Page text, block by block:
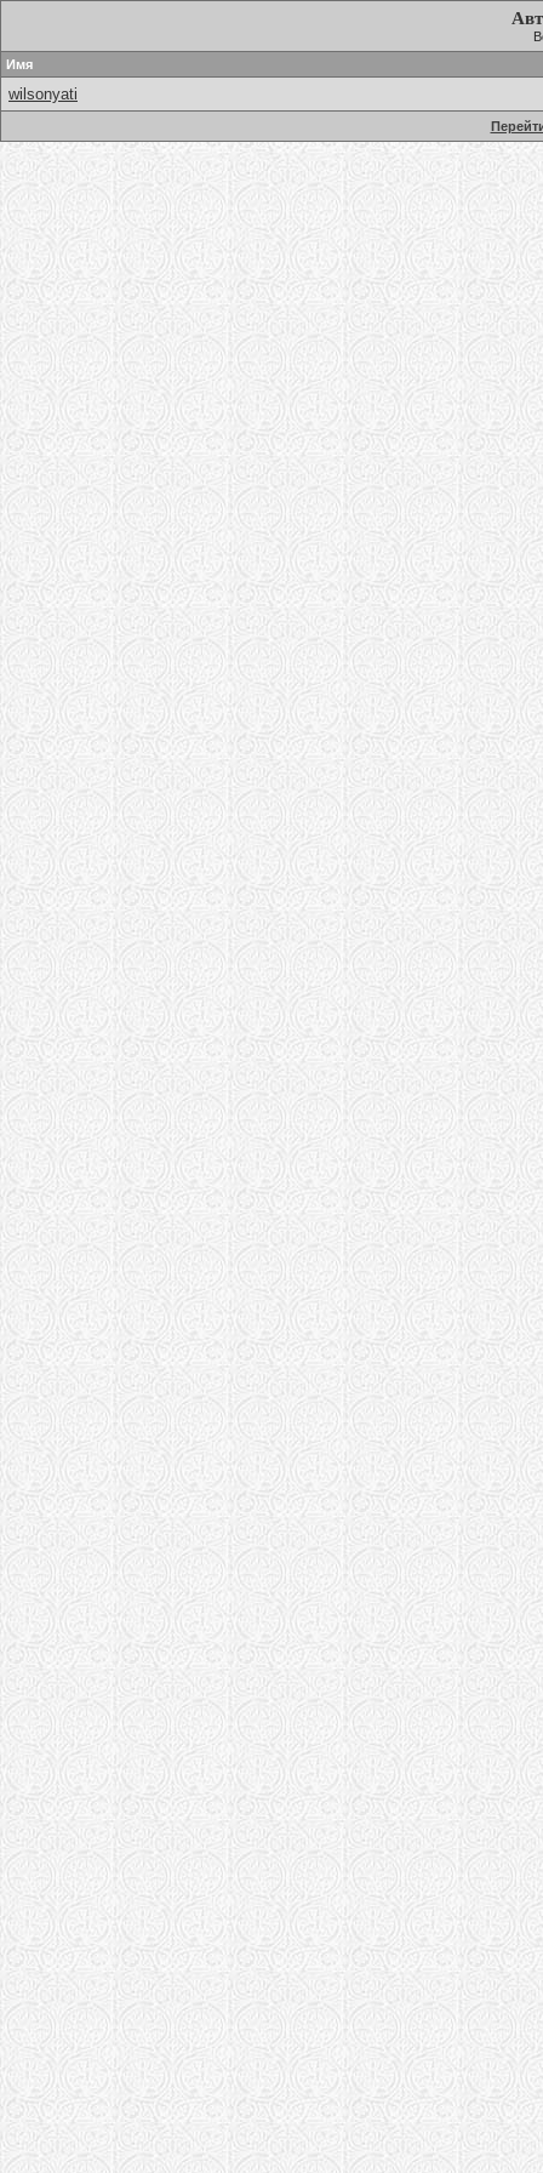
Имя
wilsonyati